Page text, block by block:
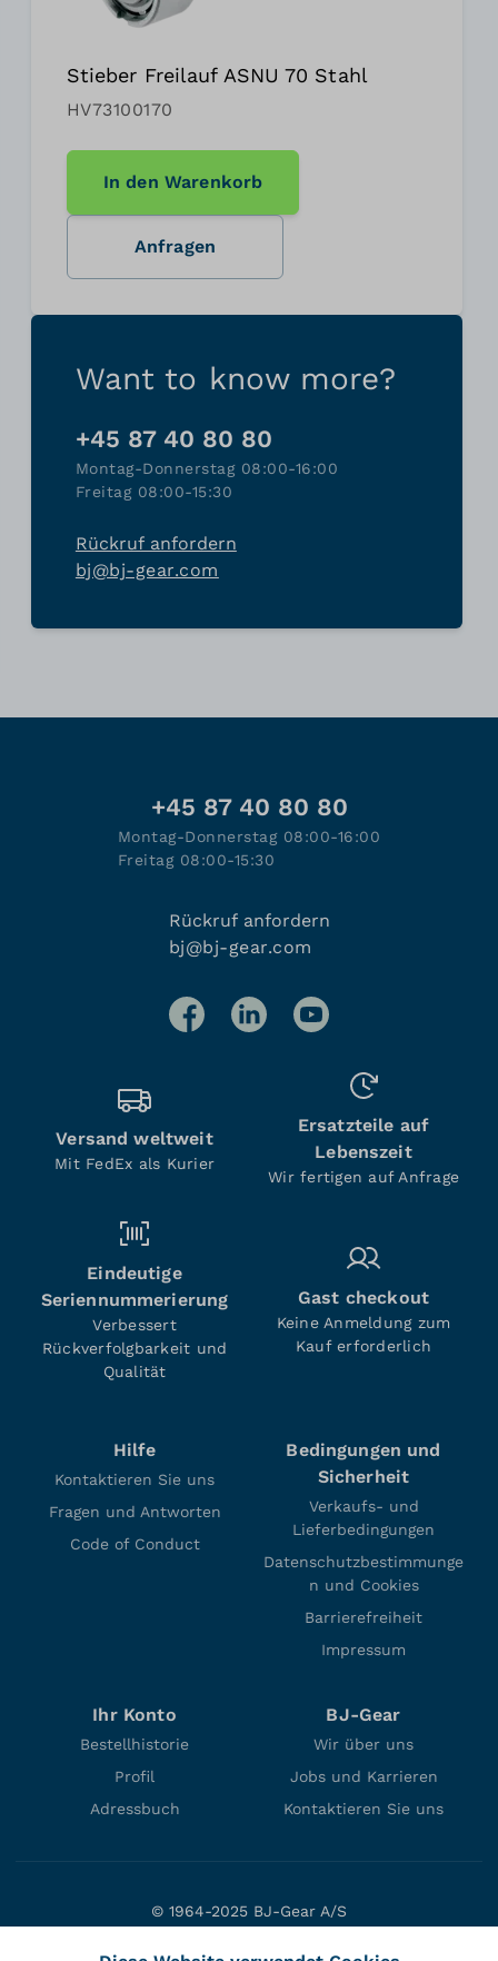
Stieber Freilauf ASNU 70 Stahl
HV73100170
In den Warenkorb
Anfragen
Want to know more?
+45 87 40 80 80
Montag-Donnerstag 08:00-16:00
Freitag 08:00-15:30
Rückruf anfordern
bj@bj-gear.com
+45 87 40 80 80
Montag-Donnerstag 08:00-16:00
Freitag 08:00-15:30
Rückruf anfordern
bj@bj-gear.com
Versand weltweit
Mit FedEx als Kurier
Ersatzteile auf
Lebenszeit
Wir fertigen auf Anfrage
Eindeutige
Seriennummerierung
Verbessert
Rückverfolgbarkeit und
Qualität
Gast checkout
Keine Anmeldung zum
Kauf erforderlich
Hilfe
Kontaktieren Sie uns
Fragen und Antworten
Code of Conduct
Bedingungen und
Sicherheit
Verkaufs- und
Lieferbedingungen
Datenschutzbestimmunge
n und Cookies
Barrierefreiheit
Impressum
Ihr Konto
Bestellhistorie
Profil
Adressbuch
BJ-Gear
Wir über uns
Jobs und Karrieren
Kontaktieren Sie uns
© 1964-2025 BJ-Gear A/S